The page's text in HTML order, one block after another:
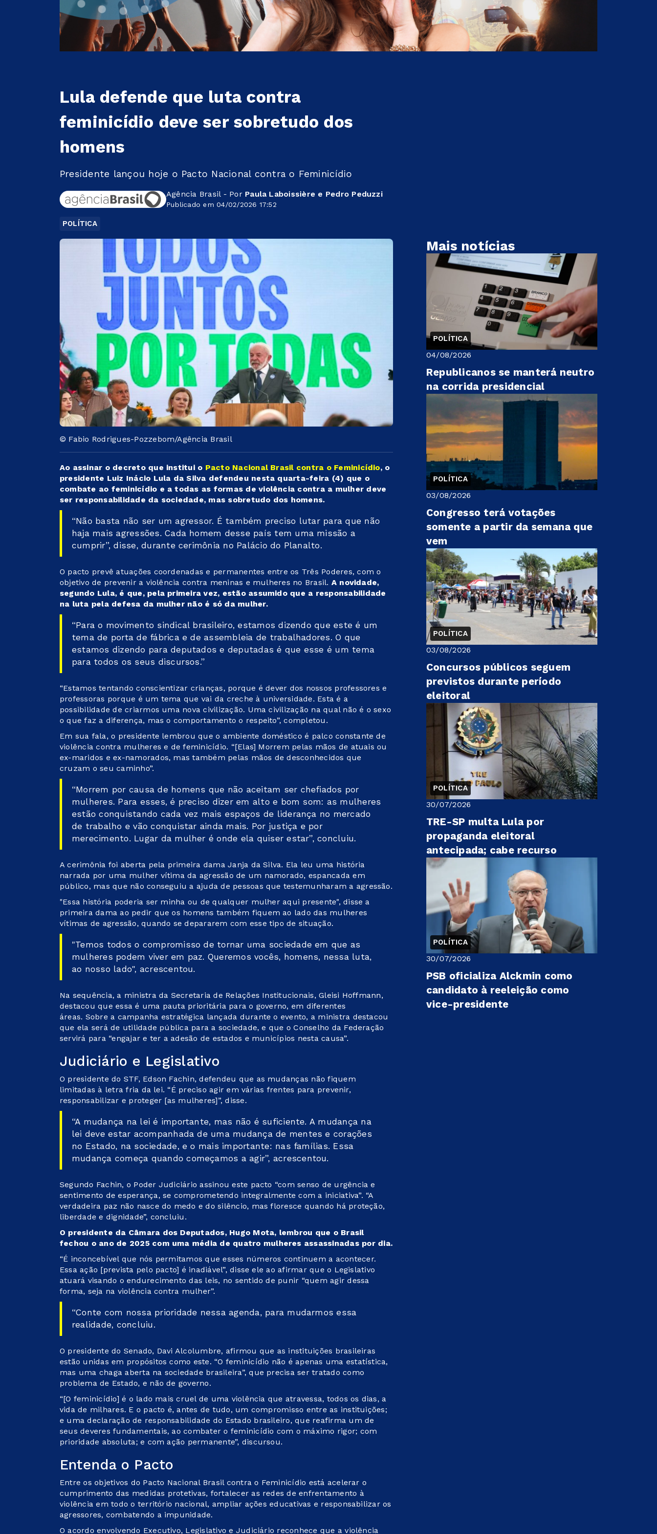
Lula defende que luta contra
feminicídio deve ser sobretudo dos
homens
Presidente lançou hoje o Pacto Nacional contra o Feminicídio
Agência Brasil - Por Paula Laboissière e Pedro Peduzzi
Publicado em 04/02/2026 17:52
POLÍTICA
© Fabio Rodrigues-Pozzebom/Agência Brasil
Ao assinar o decreto que institui o Pacto Nacional Brasil contra o Feminicídio, o
presidente Luiz Inácio Lula da Silva defendeu nesta quarta-feira (4) que o
combate ao feminicídio e a todas as formas de violência contra a mulher deve
ser responsabilidade da sociedade, mas sobretudo dos homens.
“Não basta não ser um agressor. É também preciso lutar para que não
haja mais agressões. Cada homem desse país tem uma missão a
cumprir”, disse, durante cerimônia no Palácio do Planalto.
O pacto prevê atuações coordenadas e permanentes entre os Três Poderes, com o
objetivo de prevenir a violência contra meninas e mulheres no Brasil. A novidade,
segundo Lula, é que, pela primeira vez, estão assumido que a responsabilidade
na luta pela defesa da mulher não é só da mulher.
“Para o movimento sindical brasileiro, estamos dizendo que este é um
tema de porta de fábrica e de assembleia de trabalhadores. O que
estamos dizendo para deputados e deputadas é que esse é um tema
para todos os seus discursos.”
“Estamos tentando conscientizar crianças, porque é dever dos nossos professores e
professoras porque é um tema que vai da creche à universidade. Esta é a
possibilidade de criarmos uma nova civilização. Uma civilização na qual não é o sexo
o que faz a diferença, mas o comportamento o respeito”, completou.
Em sua fala, o presidente lembrou que o ambiente doméstico é palco constante de
violência contra mulheres e de feminicídio. “[Elas] Morrem pelas mãos de atuais ou
ex-maridos e ex-namorados, mas também pelas mãos de desconhecidos que
cruzam o seu caminho”.
“Morrem por causa de homens que não aceitam ser chefiados por
mulheres. Para esses, é preciso dizer em alto e bom som: as mulheres
estão conquistando cada vez mais espaços de liderança no mercado
de trabalho e vão conquistar ainda mais. Por justiça e por
merecimento. Lugar da mulher é onde ela quiser estar”, concluiu.
A cerimônia foi aberta pela primeira dama Janja da Silva. Ela leu uma história
narrada por uma mulher vítima da agressão de um namorado, espancada em
público, mas que não conseguiu a ajuda de pessoas que testemunharam a agressão.
"Essa história poderia ser minha ou de qualquer mulher aqui presente", disse a
primeira dama ao pedir que os homens também fiquem ao lado das mulheres
vítimas de agressão, quando se depararem com esse tipo de situação.
"Temos todos o compromisso de tornar uma sociedade em que as
mulheres podem viver em paz. Queremos vocês, homens, nessa luta,
ao nosso lado", acrescentou.
Na sequência, a ministra da Secretaria de Relações Institucionais, Gleisi Hoffmann,
destacou que essa é uma pauta prioritária para o governo, em diferentes
áreas. Sobre a campanha estratégica lançada durante o evento, a ministra destacou
que ela será de utilidade pública para a sociedade, e que o Conselho da Federação
servirá para “engajar e ter a adesão de estados e municípios nesta causa”.
Judiciário e Legislativo
O presidente do STF, Edson Fachin, defendeu que as mudanças não fiquem
limitadas à letra fria da lei. “É preciso agir em várias frentes para prevenir,
responsabilizar e proteger [as mulheres]”, disse.
“A mudança na lei é importante, mas não é suficiente. A mudança na
lei deve estar acompanhada de uma mudança de mentes e corações
no Estado, na sociedade, e o mais importante: nas famílias. Essa
mudança começa quando começamos a agir”, acrescentou.
Segundo Fachin, o Poder Judiciário assinou este pacto “com senso de urgência e
sentimento de esperança, se comprometendo integralmente com a iniciativa”. “A
verdadeira paz não nasce do medo e do silêncio, mas floresce quando há proteção,
liberdade e dignidade”, concluiu.
O presidente da Câmara dos Deputados, Hugo Mota, lembrou que o Brasil
fechou o ano de 2025 com uma média de quatro mulheres assassinadas por dia.
“É inconcebível que nós permitamos que esses números continuem a acontecer.
Essa ação [prevista pelo pacto] é inadiável”, disse ele ao afirmar que o Legislativo
atuará visando o endurecimento das leis, no sentido de punir “quem agir dessa
forma, seja na violência contra mulher”.
“Conte com nossa prioridade nessa agenda, para mudarmos essa
realidade, concluiu.
O presidente do Senado, Davi Alcolumbre, afirmou que as instituições brasileiras
estão unidas em propósitos como este. “O feminicídio não é apenas uma estatística,
mas uma chaga aberta na sociedade brasileira”, que precisa ser tratado como
problema de Estado, e não de governo.
“[O feminicídio] é o lado mais cruel de uma violência que atravessa, todos os dias, a
vida de milhares. E o pacto é, antes de tudo, um compromisso entre as instituições;
e uma declaração de responsabilidade do Estado brasileiro, que reafirma um de
seus deveres fundamentais, ao combater o feminicídio com o máximo rigor; com
prioridade absoluta; e com ação permanente”, discursou.
Entenda o Pacto
Entre os objetivos do Pacto Nacional Brasil contra o Feminicídio está acelerar o
cumprimento das medidas protetivas, fortalecer as redes de enfrentamento à
violência em todo o território nacional, ampliar ações educativas e responsabilizar os
agressores, combatendo a impunidade.
O acordo envolvendo Executivo, Legislativo e Judiciário reconhece que a violência
Mais notícias
POLÍTICA
04/08/2026
Republicanos se manterá neutro
na corrida presidencial
POLÍTICA
03/08/2026
Congresso terá votações
somente a partir da semana que
vem
POLÍTICA
03/08/2026
Concursos públicos seguem
previstos durante período
eleitoral
POLÍTICA
30/07/2026
TRE-SP multa Lula por
propaganda eleitoral
antecipada; cabe recurso
POLÍTICA
30/07/2026
PSB oficializa Alckmin como
candidato à reeleição como
vice-presidente